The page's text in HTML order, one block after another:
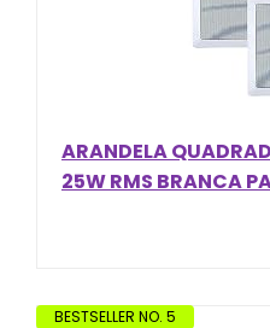
ARANDELA
25W RMS BRANCA
BESTSELLER NO. 5